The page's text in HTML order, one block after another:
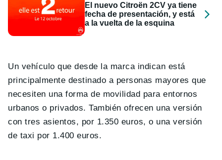
El nuevo Citroën 2CV ya tiene
fecha de presentación, y está
a la vuelta de la esquina
Un vehículo que desde la marca indican está
principalmente destinado a personas mayores que
necesiten una forma de movilidad para entornos
urbanos o privados. También ofrecen una versión
con tres asientos, por 1.350 euros, o una versión
de taxi por 1.400 euros.